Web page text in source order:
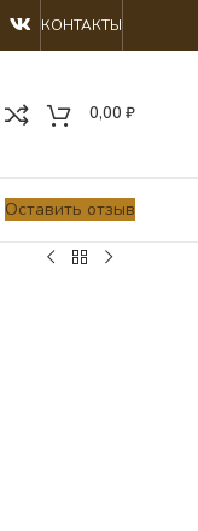
КОНТАКТЫ
0,00 ₽
Оставить отзыв